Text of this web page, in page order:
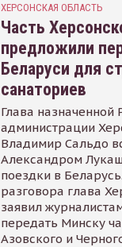
ХЕРСОНСКАЯ ОБЛАСТЬ
Часть
предложили
Беларуси для
санаториев
Глава назначенной
администрации
Владимир Сальдо
Александром
поездки в
разговора глава
заявил
передать Минску
Азовского и